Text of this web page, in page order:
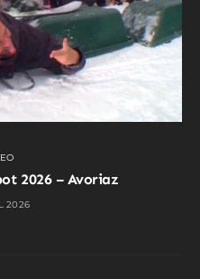
2026 – Avoriaz
2026